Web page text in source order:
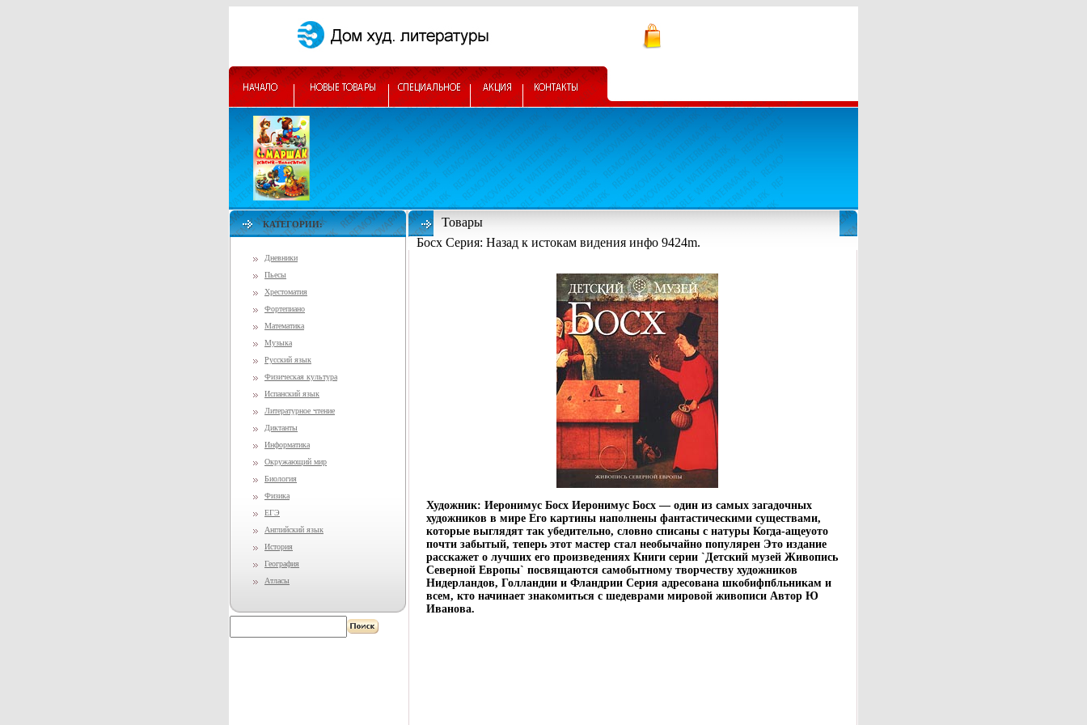
КАТЕГОРИИ:
Дневники
Пьесы
Хрестоматия
Фортепиано
Математика
Музыка
Русский язык
Физическая культура
Испанский язык
Литературное чтение
Диктанты
Информатика
Окружающий мир
Биология
Физика
ЕГЭ
Английский язык
История
География
Атласы
Товары
Босх Серия: Назад к истокам видения инфо 9424m.
Художник: Иеронимус Босх Иеронимус Босх — один из самых загадочных
художников в мире Его картины наполнены фантастическими существами,
которые выглядят так убедительно, словно списаны с натуры Когда-ащеуото
почти забытый, теперь этот мастер стал необычайно популярен Это издание
расскажет о лучших его произведениях Книги серии `Детский музей Живопись
Северной Европы` посвящаются самобытному творчеству художников
Нидерландов, Голландии и Фландрии Серия адресована шкобифпбльникам и
всем, кто начинает знакомиться с шедеврами мировой живописи Автор Ю
Иванова.